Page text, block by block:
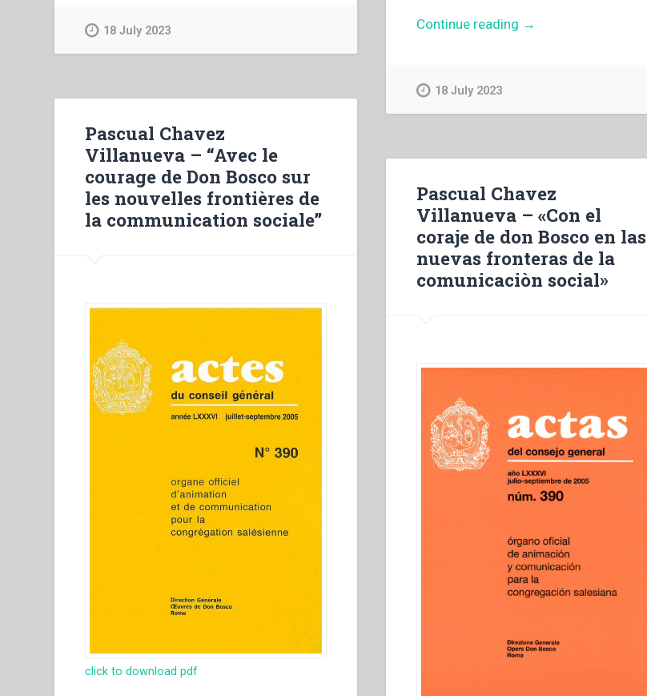
Bosco:
prima
generazione
fino
al
Sinodo
2018)”
18 July 2023 Continue reading “Michal
Bosco:
la
première
génération
au
synode
→
18 July 2023
Pascual Chavez
Villanueva – “Avec le
courage de Don Bosco sur
les nouvelles frontières de
la communication sociale”
click to download pdf
Pascual Chavez
Villanueva – «Con el
coraje de don Bosco en las
nuevas fronteras de la
comunicaciòn social»